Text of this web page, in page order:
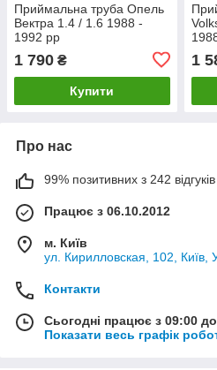
Приймальна труба Опель
Вектра 1.4 / 1.6 1988 -
1992 рр
1 790 ₴
Купити
1
Про нас
99% позитивних з 242 відгуків
Працює з 06.10.2012
м. Київ
ул. Кирилловская, 102, Київ,
Контакти
Сьогодні працює з 09:00
Показати весь графік